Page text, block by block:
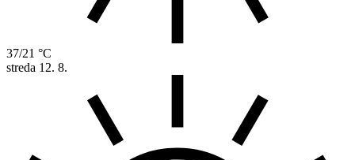
37/21 °C
streda 12. 8.